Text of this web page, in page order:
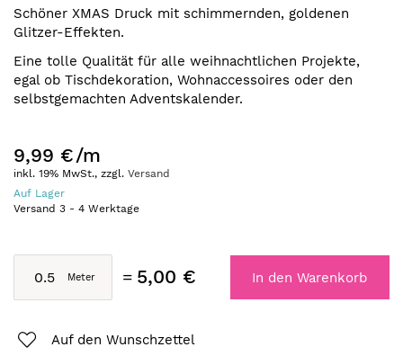
Schöner XMAS Druck mit schimmernden, goldenen
Glitzer-Effekten.
Eine tolle Qualität für alle weihnachtlichen Projekte,
egal ob Tischdekoration, Wohnaccessoires oder den
selbstgemachten Adventskalender.
9,99 €/m
inkl. 19% MwSt., zzgl. Versand
Auf Lager
Versand 3 - 4 Werktage
5,00 € In den Warenkorb
Auf den Wunschzettel